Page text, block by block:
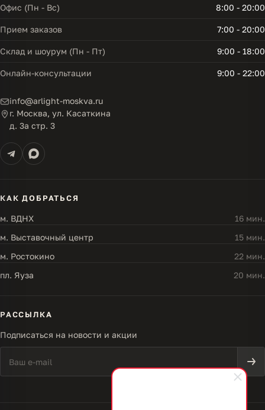
Офис (Пн - Вс) 8:00 - 20:00
Прием заказов 7:00 - 20:00
Склад и шоурум (Пн - Пт) 9:00 - 18:00
Онлайн-консультации 9:00 - 22:00
info@arlight-moskva.ru
г. Москва, ул. Касаткина
д. 3а стр. 3
КАК ДОБРАТЬСЯ
м. ВДНХ
16 мин.
м. Выставочный центр
15 мин.
м. Ростокино
22 мин.
пл. Яуза
20 мин.
РАССЫЛКА
Подписаться на новости и акции